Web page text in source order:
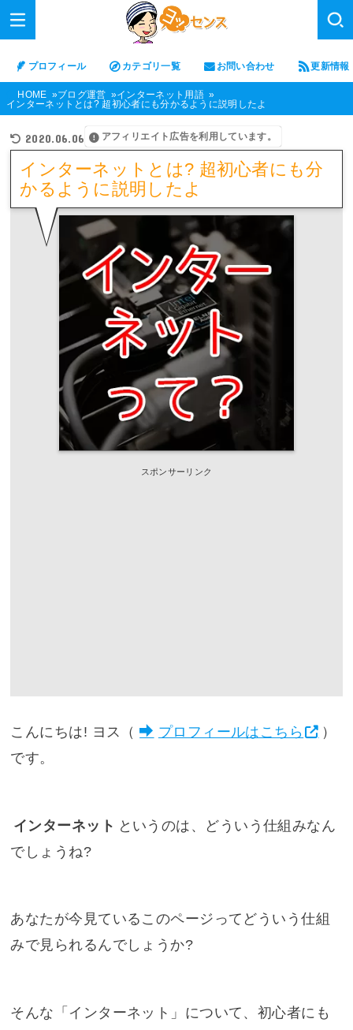
プロフィール カテゴリ一覧 お問い合わせ 更新情報
HOME ブログ運営
インターネット用語
インターネットとは? 超初心者にも分かるように説明したよ
2020.06.06 アフィリエイト広告を利用しています。
インターネットとは? 超初心者にも分
かるように説明したよ
スポンサーリンク
こんにちは! ヨス（ プロフィールはこちら
）
です。
インターネット というのは、どういう仕組みなん
でしょうね?
あなたが今見ているこのページってどういう仕組
みで見られるんでしょうか?
そんな「インターネット」について、初心者にも